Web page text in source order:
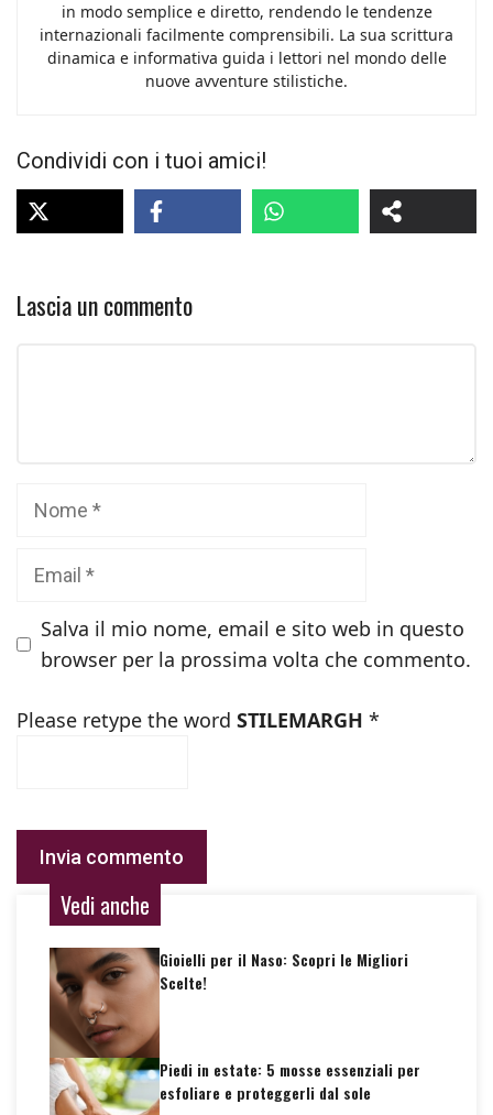
in modo semplice e diretto, rendendo le tendenze
internazionali facilmente comprensibili. La sua scrittura
dinamica e informativa guida i lettori nel mondo delle
nuove avventure stilistiche.
Condividi con i tuoi amici!
Lascia un commento
Salva il mio nome, email e sito web in questo
browser per la prossima volta che commento.
Please retype the word STILEMARGH *
Vedi anche
Gioielli per il Naso: Scopri le Migliori
Scelte!
Piedi in estate: 5 mosse essenziali per
esfoliare e proteggerli dal sole